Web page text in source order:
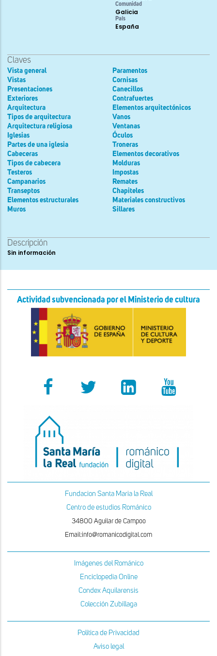
Comunidad
Galicia
País
España
Claves
Vista general
Vistas
Presentaciones
Exteriores
Arquitectura
Tipos de arquitectura
Arquitectura religiosa
Iglesias
Partes de una iglesia
Cabeceras
Tipos de cabecera
Testeros
Campanarios
Transeptos
Elementos estructurales
Muros
Paramentos
Cornisas
Canecillos
Contrafuertes
Elementos arquitectónicos
Vanos
Ventanas
Óculos
Troneras
Elementos decorativos
Molduras
Impostas
Remates
Chapiteles
Materiales constructivos
Sillares
Descripción
Sin información
Actividad subvencionada por el Ministerio de cultura
Fundacion Santa Maria la Real
Centro de estudios Románico
34800 Aguilar de Campoo
Email:info@romanicodigital.com
Imágenes del Románico
Enciclopedia Online
Condex Aquilarensis
Colección Zubillaga
Política de Privacidad
Aviso legal